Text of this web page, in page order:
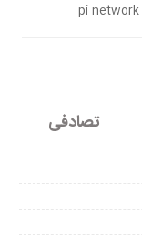
تصادفی